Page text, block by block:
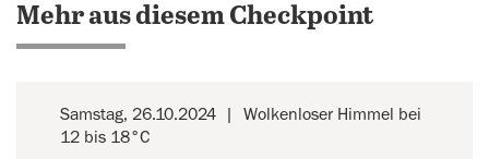
Mehr aus diesem Checkpoint
Samstag, 26.10.2024
Wolkenloser Himmel bei
12 bis 18°C